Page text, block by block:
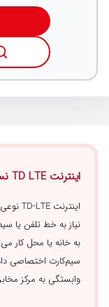
اینترنت TD LTE نسل چهار ثابت چیست و چه مزایایی دارد؟
اینترنت TD-LTE نوعی
به خانه یا محل کار
وابستگی به مرکز